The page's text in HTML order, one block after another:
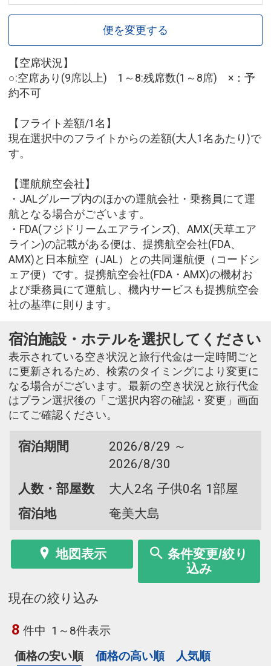
便を変更する
【空席状況】
○:空席あり(9席以上) 1～8:残席数(1～8席) ×：予
約不可
【フライト差額/1名】
現在選択中のフライトからの差額(大人1名あたり)で
す。
【運航航空会社】
・JALグループ内のほかの運航会社・乗務員にて運
航となる場合がございます。
・FDA(フジドリームエアラインズ)、AMX(天草エア
ライン)の記載がある便は、提携航空会社(FDA、
AMX)と日本航空（JAL）との共同運航便（コードシ
ェア便）です。提携航空会社(FDA・AMX)の機材お
よび乗務員にて運航し、機内サービスも提携航空会
社の基準に則ります。
宿泊施設・ホテルを選択してください
表示されている空き状況と旅行代金は一定時間ごと
に更新されるため、検索のタイミングにより変更に
なる場合がございます。最新の空き状況と旅行代金
はプラン選択後の「ご選択内容の確認・変更」画面
にてご確認ください。
宿泊期間
2026/8/29 ～
2026/8/30
人数・部屋数
大人2名 子供0名 1部屋
宿泊地
奄美大島
地図表示
条件変更/絞り
込み
現在の絞り込み
8 件中 1～8件表示
価格の安い順
価格の高い順 人気順